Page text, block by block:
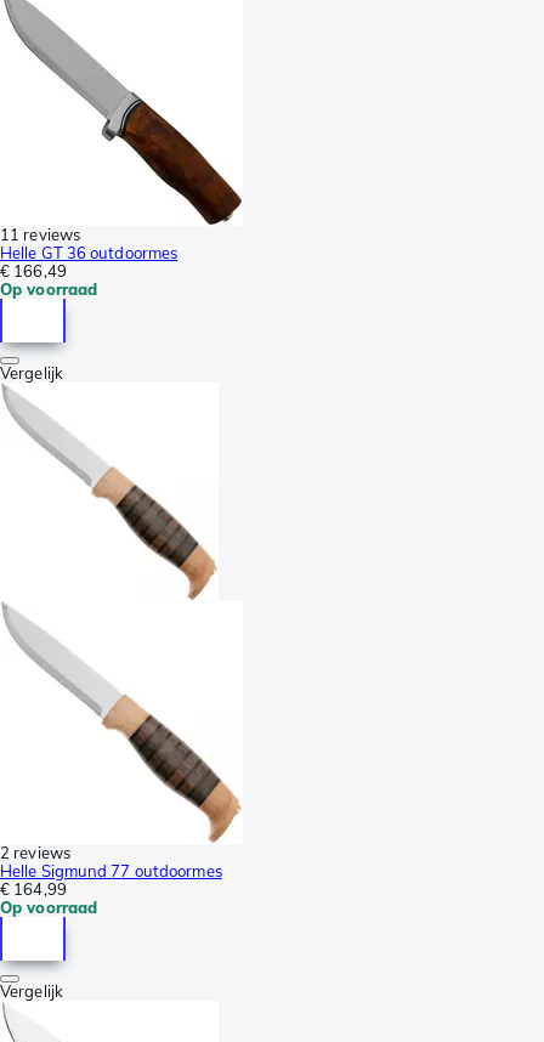
11 reviews
Helle GT 36 outdoormes
€ 166,49
Op voorraad
Vergelijk
2 reviews
Helle Sigmund 77 outdoormes
€ 164,99
Op voorraad
Vergelijk